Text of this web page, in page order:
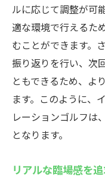
ルに応じて調整が可
適な環境で行えるた
むことができます。
振り返りを行い、次
ともできるため、よ
ます。このように、
レーションゴルフは
となります。
リアルな臨場感を